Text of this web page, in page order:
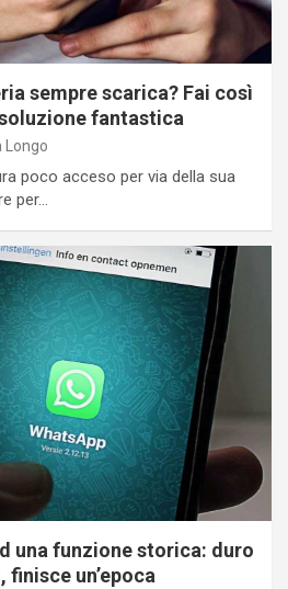
sempre scarica? Fai così
fantastica
Longo
poco acceso per via della sua
per…
una funzione storica: duro
un’epoca